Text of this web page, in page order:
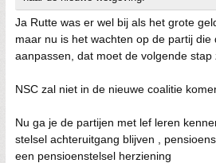
Ja Rutte was er wel bij als het grote
maar nu is het wachten op de partij
aanpassen, dat moet de volgende stap
NSC zal niet in de nieuwe coalitie
Nu ga je de partijen met lef leren
stelsel achteruitgang blijven ,
een pensioenstelsel herziening